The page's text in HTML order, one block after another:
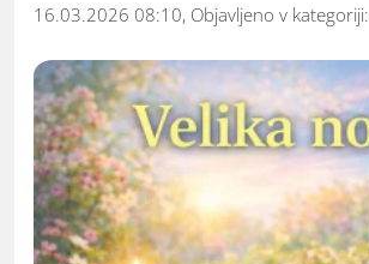
16.03.2026 08:10, Objavljeno v kategoriji: